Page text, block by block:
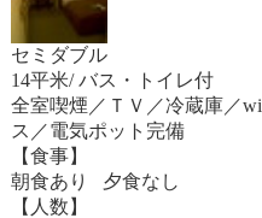
セミダブル
14平米/ バス・トイレ付
全室喫煙／ＴＶ／冷蔵庫／
ス／電気ポット完備
【食事】
朝食あり 夕食なし
【人数】